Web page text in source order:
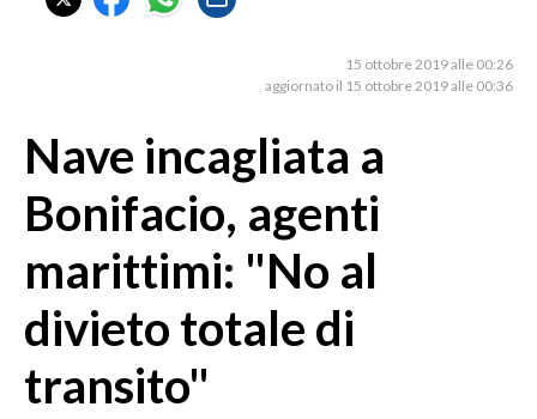
SASSARI E PROVINCIA
GALLURA
OGLIASTRA
AGENDA
CRONACA
ITALIA
15 ottobre 2019 alle 00:26
aggiornato il 15 ottobre 2019 alle 00:36
Nave incagliata a
Bonifacio, agenti
marittimi: "No al
divieto totale di
transito"